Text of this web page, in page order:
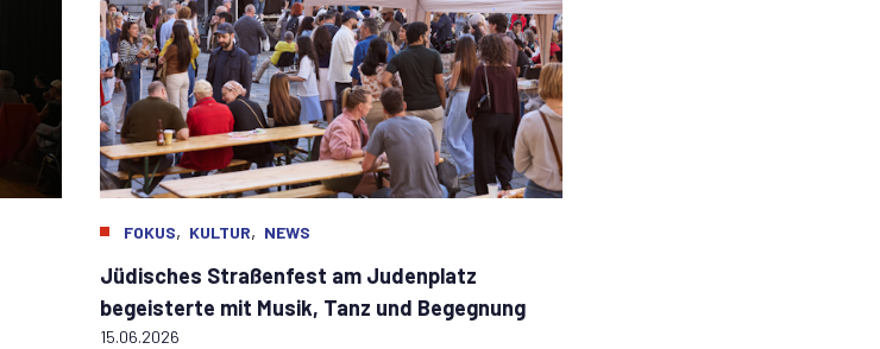
FOKUS, KULTUR, NEWS
Jüdisches Straßenfest am Judenplatz
begeisterte mit Musik, Tanz und Begegnung
15.06.2026